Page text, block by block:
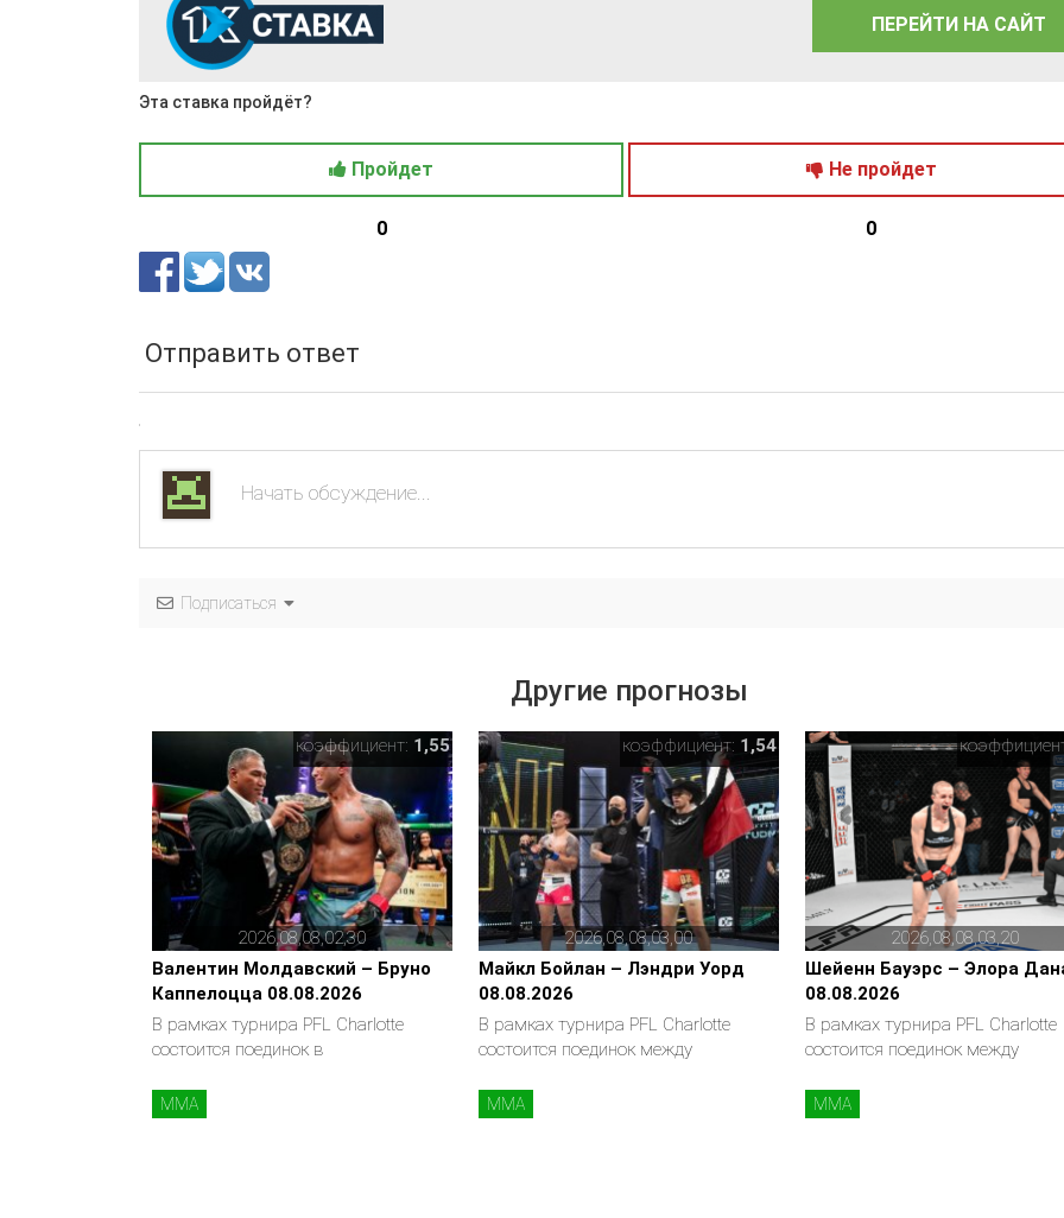
ПЕРЕЙТИ НА САЙТ
Эта ставка пройдёт?
Пройдет
0
Не пройдет
0
Отправить ответ
Подписаться
Другие прогнозы
2026,08,08,02,30
коэффициент: 1,55
Валентин Молдавский – Бруно
Каппелоцца 08.08.2026
В рамках турнира PFL Charlotte
состоится поединок в
MMA
2026,08,08,03,00
коэффициент: 1,54
Майкл Бойлан – Лэндри Уорд
08.08.2026
В рамках турнира PFL Charlotte
состоится поединок между
MMA
2026,08,08,03,20
Шейенн Бауэрс – Элора
08.08.2026
В рамках турнира PFL Charlotte
состоится поединок между
MMA